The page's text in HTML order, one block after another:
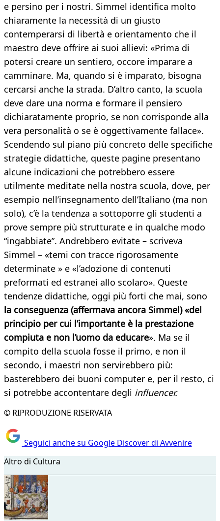
e persino per i nostri. Simmel identifica molto
chiaramente la necessità di un giusto
contemperarsi di libertà e orientamento che il
maestro deve offrire ai suoi allievi: «Prima di
potersi creare un sentiero, occore imparare a
camminare. Ma, quando si è imparato, bisogna
cercarsi anche la strada. D’altro canto, la scuola
deve dare una norma e formare il pensiero
dichiaratamente proprio, se non corrisponde alla
vera personalità o se è oggettivamente fallace».
Scendendo sul piano più concreto delle specifiche
strategie didattiche, queste pagine presentano
alcune indicazioni che potrebbero essere
utilmente meditate nella nostra scuola, dove, per
esempio nell’insegnamento dell’Italiano (ma non
solo), c’è la tendenza a sottoporre gli studenti a
prove sempre più strutturate e in qualche modo
“ingabbiate”. Andrebbero evitate – scriveva
Simmel – «temi con tracce rigorosamente
determinate » e «l’adozione di contenuti
preformati ed estranei allo scolaro». Queste
tendenze didattiche, oggi più forti che mai, sono
la conseguenza (affermava ancora Simmel) «del
principio per cui l’importante è la prestazione
compiuta e non l’uomo da educare». Ma se il
compito della scuola fosse il primo, e non il
secondo, i maestri non servirebbero più:
basterebbero dei buoni computer e, per il resto, ci
si potrebbe accontentare degli influencer.
© RIPRODUZIONE RISERVATA
Seguici anche su Google Discover di Avvenire
Altro di Cultura